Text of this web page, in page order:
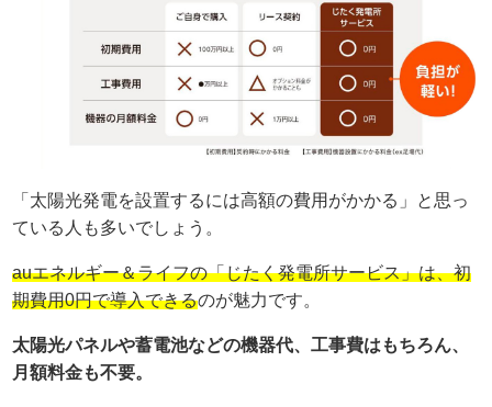
「太陽光発電を設置するには高額の費用がかかる」と思っ
ている人も多いでしょう。
auエネルギー＆ライフの「じたく発電所サービス」は、初
期費用0円で導入できるのが魅力です。
太陽光パネルや蓄電池などの機器代、工事費はもちろん、
月額料金も不要。